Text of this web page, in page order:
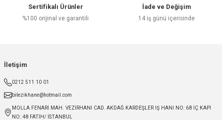
Sertifikalı Ürünler
%100 orijinal ve garantili
İade ve Değişim
14 iş günü içerisinde
İletişim
0212 511 10 01
bilezikhane@hotmail.com
MOLLA FENARİ MAH. VEZİRHANI CAD. AKDAĞ KARDEŞLER IŞ HANI NO: 68 İÇ KAPI
NO: 48 FATİH/ İSTANBUL